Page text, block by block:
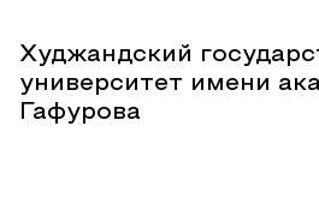
Худжандский
университет имени
Гафурова